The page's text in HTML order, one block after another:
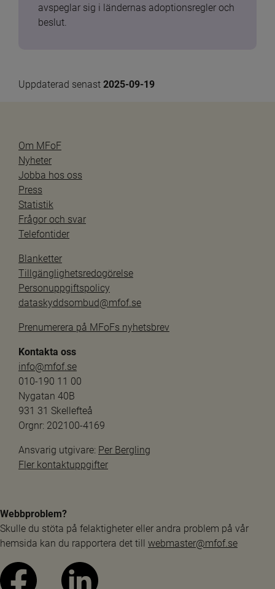
avspeglar sig i ländernas adoptionsregler och
beslut.
Uppdaterad senast 2025-09-19
Om MFoF
Nyheter
Jobba hos oss
Press
Statistik
Frågor och svar
Telefontider
Blanketter
Tillgänglighetsredogörelse
Personuppgiftspolicy
dataskyddsombud@mfof.se
Prenumerera på MFoFs nyhetsbrev
Kontakta oss
info@mfof.se
010-190 11 00
Nygatan 40B
931 31 Skellefteå
Orgnr: 202100-4169
Ansvarig utgivare: Per Bergling
Fler kontaktuppgifter
Webbproblem?
Skulle du stöta på felaktigheter eller andra problem på vår
hemsida kan du rapportera det till webmaster@mfof.se